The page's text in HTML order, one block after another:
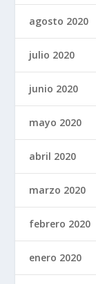
agosto 2020
julio 2020
junio 2020
mayo 2020
abril 2020
marzo 2020
febrero 2020
enero 2020